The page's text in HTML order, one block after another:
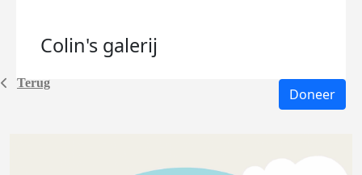
Terug
Colin's galerij
Doneer